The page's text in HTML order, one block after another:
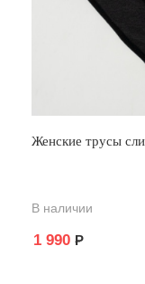
Женские трусы
В наличии
1 990 Р